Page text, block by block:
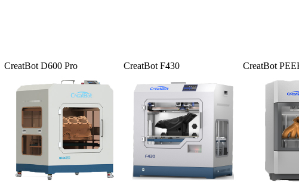
CreatBot D600 Pro CreatBot F430 CreatBot